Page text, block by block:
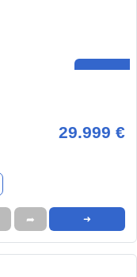
29.999 €
➦ ➜